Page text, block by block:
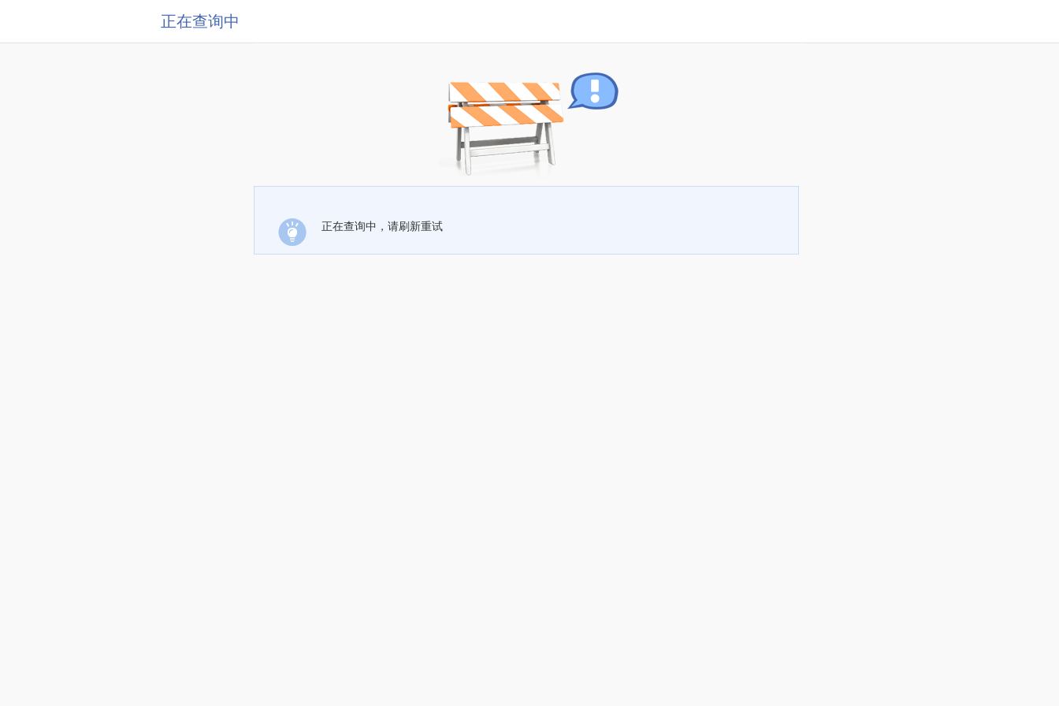
正在查询中
正在查询中，请刷新重试